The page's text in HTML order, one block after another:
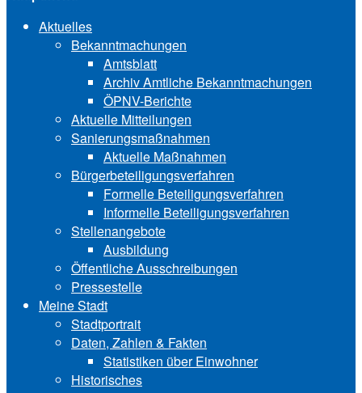
Aktuelles
Bekanntmachungen
Amtsblatt
Archiv Amtliche Bekanntmachungen
ÖPNV-Berichte
Aktuelle Mitteilungen
Sa‍ni‍erungs‍maß‍nah‍men
Aktuelle Maßnahmen
Bürgerbeteiligungsverfahren
Formelle Beteiligungsverfahren
Informelle Beteiligungsverfahren
Stellenangebote
Ausbildung
Öffentliche Ausschreibungen
Pressestelle
Meine Stadt
Stadtportrait
Daten, Zahlen & Fakten
Statistiken über Ein‍woh‍ner
Historisches